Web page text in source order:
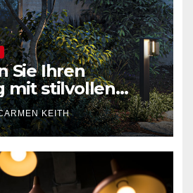
Sie Ihren
mit stilvollen
KEITH